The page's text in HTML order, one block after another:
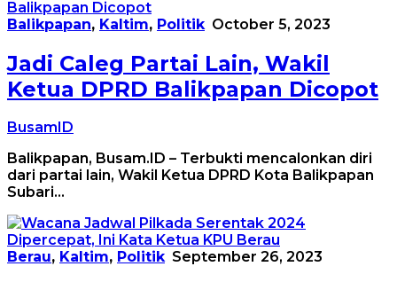
Balikpapan, Kaltim, Politik October 5, 2023
Jadi Caleg Partai Lain, Wakil
Ketua DPRD Balikpapan Dicopot
BusamID
Balikpapan, Busam.ID – Terbukti mencalonkan diri
dari partai lain, Wakil Ketua DPRD Kota Balikpapan
Subari…
Berau, Kaltim, Politik September 26, 2023